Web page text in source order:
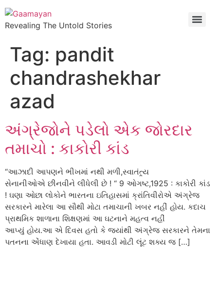
Revealing The Untold Stories
Tag: pandit
chandrashekhar
azad
અંગ્રેજોને પડેલો એક જોરદાર
તમાચો : કાકોરી કાંડ
“આઝાદી આપણને ભીખમાં નથી મળી,સ્વાતંત્ર્ય
સેનાનીઓએ છીનવીને લીધેલી છે ! “ 9 ઓગષ્ટ,1925 : કાકોરી કાંડ
! ઘણા ઓછા લોકોને ભારતના ઇતિહાસમાં ક્રાંતિવીરોએ અંગ્રેજ
સરકારને મારેલા આ સૌથી મોટા તમાચાની ખબર નહીં હોય. કદાચ
પ્રાથમિક શાળાના શિક્ષણમાં આ ઘટનાને મહત્વ નહીં
આપ્યું હોય.આ એ દિવસ હતો કે જ્યાંથી અંગ્રેજ સરકારને તેમના
પતનના એંધાણ દેખાયા હતા. આવડી મોટી લૂંટ શક્ય જ […]